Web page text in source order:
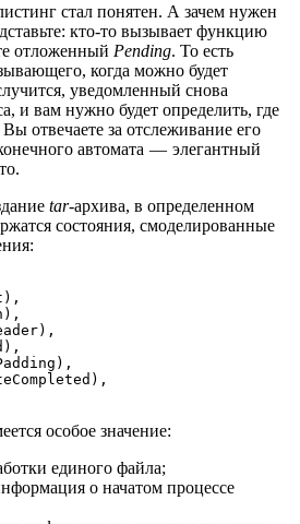
стал понятен. А зачем нужен
кто-то вызывает функцию
отложенный Pending. То есть
когда можно будет
уведомленный снова
и вам нужно будет определить, где
отвечаете за отслеживание его
автомата — элегантный
tar-архива, в определенном
состояния, смоделированные
особое значение:
единого файла;
о начатом процессе